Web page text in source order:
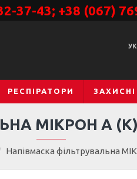
37-43; +38 (067)
РЕСПІРАТОРИ
Напівмаска фільтрувальна
МІКРОН А